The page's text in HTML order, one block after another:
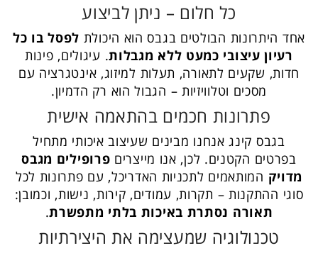
כל חלום – ניתן לביצוע
אחד היתרונות הבולטים בגבס הוא היכולת לפסל בו כל
רעיון עיצובי כמעט ללא מגבלות. עיגולים, פינות
חדות, שקעים לתאורה, תעלות למיזוג, אינטגרציה עם
מסכים וטלוויזיות – הגבול הוא רק הדמיון.
פתרונות חכמים בהתאמה אישית
בגבס קינג אנחנו מבינים שעיצוב איכותי מתחיל
בפרטים הקטנים. לכן, אנו מייצרים פרופילים מגבס
מדויק המותאמים לתכניות האדריכל, עם פתרונות לכל
סוגי ההתקנות – תקרות, עמודים, קירות, נישות, וכמובן:
תאורה נסתרת באיכות בלתי מתפשרת.
טכנולוגיה שמעצימה את היצירתיות